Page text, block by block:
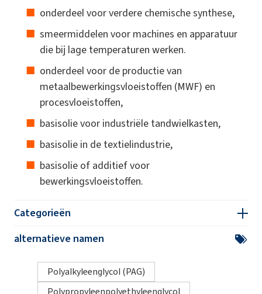
onderdeel voor verdere chemische synthese,
smeermiddelen voor machines en apparatuur
die bij lage temperaturen werken.
onderdeel voor de productie van
metaalbewerkingsvloeistoffen (MWF) en
procesvloeistoffen,
basisolie voor industriële tandwielkasten,
basisolie in de textielindustrie,
basisolie of additief voor
bewerkingsvloeistoffen.
Categorieën
alternatieve namen
Polyalkyleenglycol (PAG)